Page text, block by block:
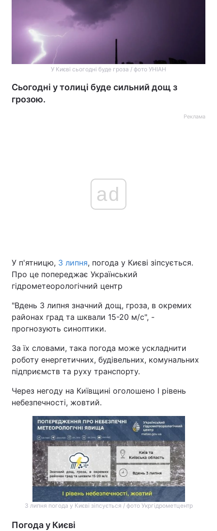
У Києві сьогодні буде гроза / фото УНІАН
Сьогодні у толиці буде сильний дощ з
грозою.
Реклама
ad
У п'ятницю, 3 липня, погода у Києві зіпсується.
Про це попереджає Український
гідрометеорологічний центр
"Вдень 3 липня значний дощ, гроза, в окремих
районах град та шквали 15-20 м/с", -
прогнозують синоптики.
За їх словами, така погода може ускладнити
роботу енергетичних, будівельних, комунальних
підприємств та руху транспорту.
Через негоду на Київщині оголошено І рівень
небезпечності, жовтий.
3 липня погода у Києві зіпсується / фото Укргідрометцентр
Погода у Києві